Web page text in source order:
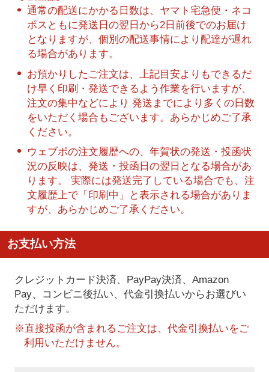
通常の配送にかかる日数は、ヤマト宅急便・ネコ
ポスともに発送日の翌日から2日前後でのお届け
となりますが、個別の配送事情により配達が遅れ
る場合があります。
お預かりしたご注文は、上記目安よりもできるだ
け早く印刷・発送できるよう作業を行いますが、
注文の集中などにより 発送までにより多くの日数
をいただく場合もございます。あらかじめご了承
ください。
ウェブポの注文履歴への、年賀状の発送・投函状
況の反映は、発送・投函日の翌日となる場合があ
ります。 実際には発送完了している場合でも、注
文履歴上で「印刷中」と表示される場合がありま
すが、あらかじめご了承ください。
お支払い方法
クレジットカード決済、PayPay決済、Amazon
Pay、コンビニ後払い、代金引換払いからお選びい
ただけます。
※直接投函が含まれるご注文は、代金引換払いをご
利用いただけません。